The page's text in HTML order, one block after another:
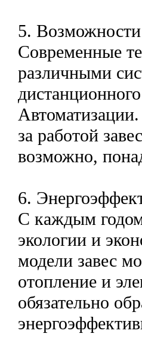
5.
Современные
различными
за работой
возможно,
6.
С каждым
экологии и
модели завес
отопление и
обязательно